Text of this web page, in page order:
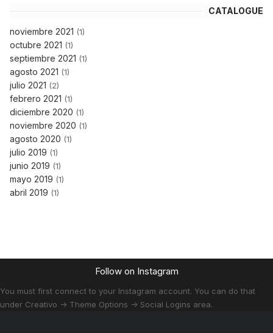
CATALOGUE
noviembre 2021 (1)
octubre 2021 (1)
septiembre 2021 (1)
agosto 2021 (1)
julio 2021 (2)
febrero 2021 (1)
diciembre 2020 (1)
noviembre 2020 (1)
agosto 2020 (1)
julio 2019 (1)
junio 2019 (1)
mayo 2019 (1)
abril 2019 (1)
Follow on Instagram
You must first connect to your Instagram account. You can do that
under Creativo -> Theme Options -> Social Logins area.